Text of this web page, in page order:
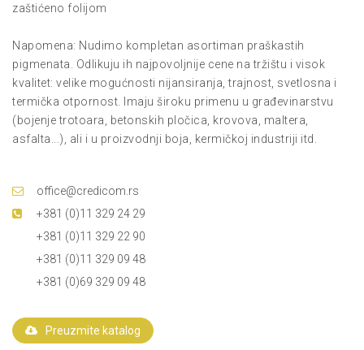
zaštićeno folijom
Napomena: Nudimo kompletan asortiman praškastih
pigmenata. Odlikuju ih najpovoljnije cene na tržištu i visok
kvalitet: velike mogućnosti nijansiranja, trajnost, svetlosna i
termička otpornost. Imaju široku primenu u građevinarstvu
(bojenje trotoara, betonskih pločica, krovova, maltera,
asfalta...), ali i u proizvodnji boja, kermičkoj industriji itd.
office@credicom.rs
+381 (0)11 329 24 29
+381 (0)11 329 22 90
+381 (0)11 329 09 48
+381 (0)69 329 09 48
Preuzmite katalog